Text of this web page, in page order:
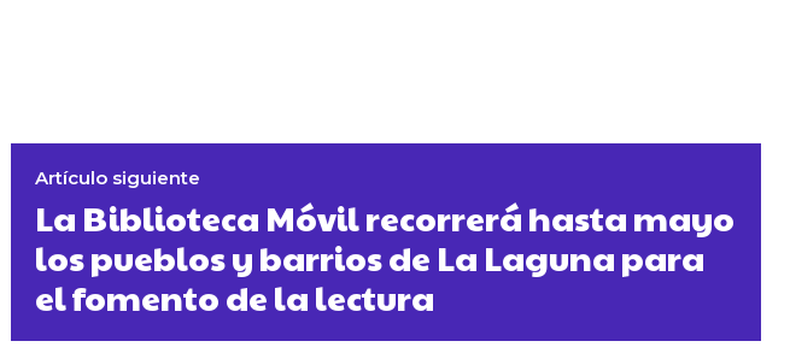
Artículo siguiente
La Biblioteca Móvil recorrerá hasta mayo
los pueblos y barrios de La Laguna para
el fomento de la lectura